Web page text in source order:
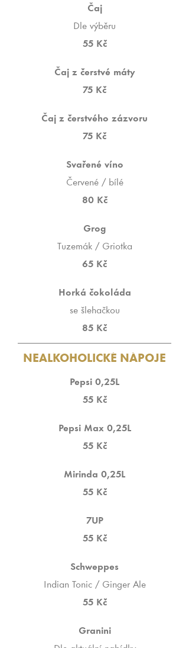
Čaj
Dle výběru
55 Kč
Čaj z čerstvé máty
75 Kč
Čaj z čerstvého zázvoru
75 Kč
Svařené víno
Červené / bílé
80 Kč
Grog
Tuzemák / Griotka
65 Kč
Horká čokoláda
se šlehačkou
85 Kč
NEALKOHOLICKÉ NÁPOJE
Pepsi 0,25L
55 Kč
Pepsi Max 0,25L
55 Kč
Mirinda 0,25L
55 Kč
7UP
55 Kč
Schweppes
Indian Tonic / Ginger Ale
55 Kč
Granini